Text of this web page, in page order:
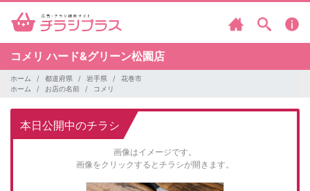
コメリハード&グリーン松園店
ホーム 都道府県 岩手県
花巻市
ホーム
お店の名前 コメリ
本日公開中のチラシ
画像はイメージです。
画像をクリックするとチラシが開きます。